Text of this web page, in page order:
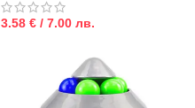
3.58 € / 7.00 лв.